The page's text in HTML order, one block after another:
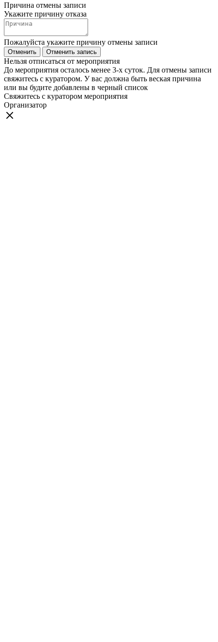
Причина отмены записи
Укажите причину отказа
Пожалуйста укажите причину отмены записи
Отменить Отменить запись
Нельзя отписаться от мероприятия
До мероприятия осталось менее 3-х суток. Для отмены записи
свяжитесь с куратором. У вас должна быть веская причина
или вы будите добавлены в черный список
Свяжитесь с куратором мероприятия
Организатор